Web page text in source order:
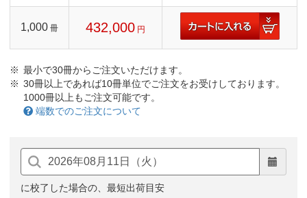
1,000 冊 432,000 円
最小で30冊からご注文いただけます。
30冊以上であれば10冊単位でご注文をお受けしております。
1000冊以上もご注文可能です。
端数でのご注文について
に校了した場合の、最短出荷目安